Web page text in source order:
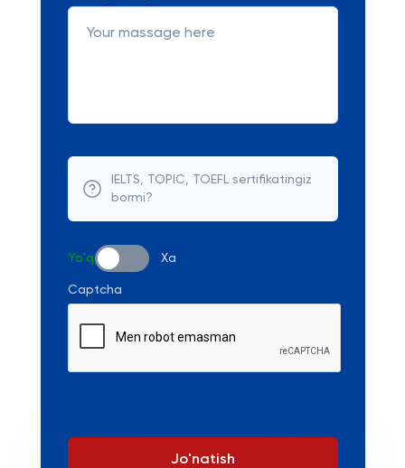
IELTS, TOPIC, TOEFL sertifikatingiz
bormi?
Yo'q Xa
Captcha
Jo'natish